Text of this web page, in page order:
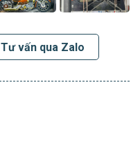
Tư vấn qua Zalo